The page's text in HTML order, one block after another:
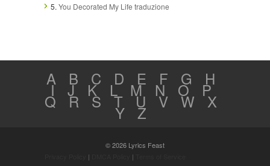
5. You Decorated My Life traduzione
A B C D E F G H
I J K L M N O P
Q R S T U V W X
Y Z
© 2026 Lyrics Feast
| |